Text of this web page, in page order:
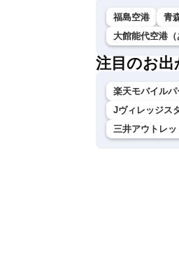
福島空港 青
大館能代空港（
注目のお出
楽天モバイル
Jヴィレッジス
三井アウトレ